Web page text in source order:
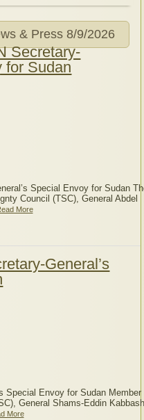
& Press 8/9/2026
Secretary-
for Sudan
Special Envoy for Sudan
Council (TSC), General Abdel
More
General’s
Special Envoy for Sudan Member
General Shams-Eddin
More